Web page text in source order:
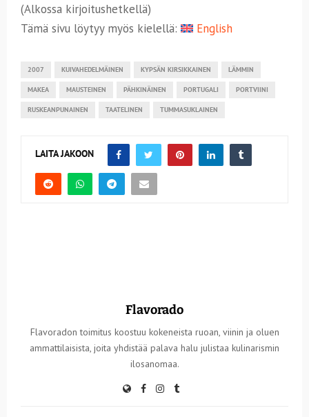
(Alkossa kirjoitushetkellä)
Tämä sivu löytyy myös kielellä:
English
2007 KUIVAHEDELMÄINEN KYPSÄN KIRSIKKAINEN LÄMMIN
MAKEA MAUSTEINEN PÄHKINÄINEN PORTUGALI PORTVIINI
RUSKEANPUNAINEN TAATELINEN TUMMASUKLAINEN
LAITA JAKOON
Flavorado
Flavoradon toimitus koostuu kokeneista ruoan, viinin ja oluen
ammattilaisista, joita yhdistää palava halu julistaa kulinarismin
ilosanomaa.